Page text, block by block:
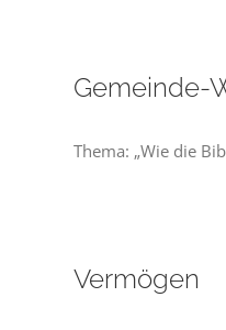
Gemeinde-
Thema: „Wie die
Vermögen